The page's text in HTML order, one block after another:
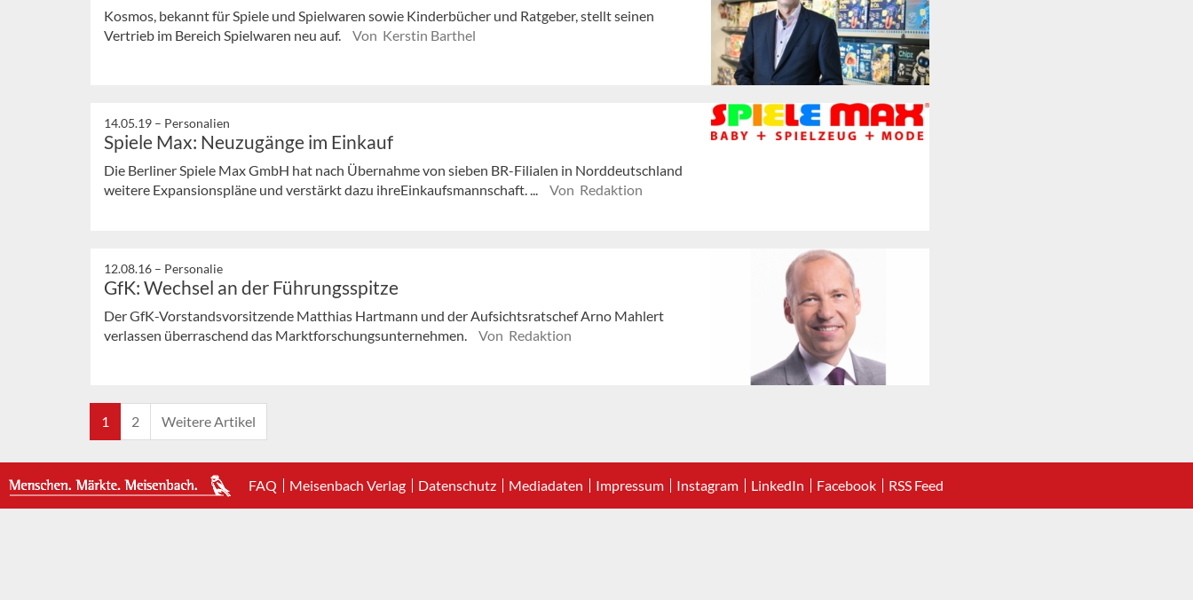
Kosmos, bekannt für Spiele und Spielwaren sowie Kinderbücher und Ratgeber, stellt seinen
Vertrieb im Bereich Spielwaren neu auf.
Von Kerstin Barthel
14.05.19 – Personalien
Spiele Max: Neuzugänge im Einkauf
Die Berliner Spiele Max GmbH hat nach Übernahme von sieben BR-Filialen in Norddeutschland
weitere Expansionspläne und verstärkt dazu ihreEinkaufsmannschaft. ...
Von Redaktion
12.08.16 – Personalie
GfK: Wechsel an der Führungsspitze
Der GfK-Vorstandsvorsitzende Matthias Hartmann und der Aufsichtsratschef Arno Mahlert
verlassen überraschend das Marktforschungsunternehmen.
Von Redaktion
1 2 Weitere Artikel
FAQ Meisenbach Verlag Datenschutz Mediadaten Impressum Instagram LinkedIn Facebook RSS Feed